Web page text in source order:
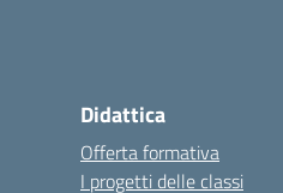
Didattica
Offerta formativa
I progetti delle classi